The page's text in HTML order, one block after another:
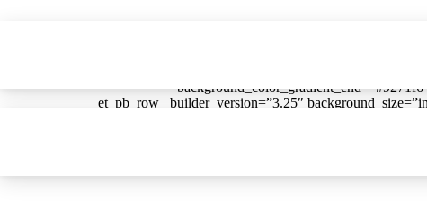
[et_pb_section fb_built=”1″
custom_padding=”100px|0px|100px|0px”][et_pb_row
[et_pb_text _builder_version=”3.27.4″ header_font=”|on|||”